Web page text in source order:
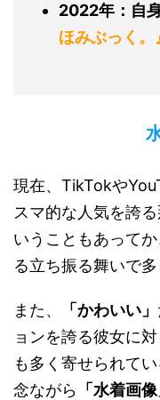
2022年：自
ほみぶっく。
現在、TikTokや
スマ的な人気を誇
いうこともあってか
る立ち振る舞いで
また、 「かわいい」
ョンを誇る彼女に
も多く寄せられて
念ながら 「水着画像